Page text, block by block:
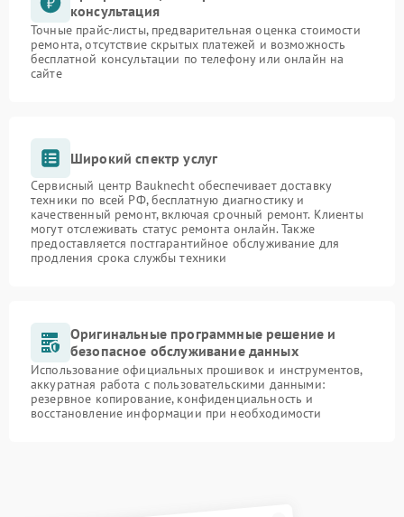
консультация
Точные прайс-листы, предварительная оценка стоимости
ремонта, отсутствие скрытых платежей и возможность
бесплатной консультации по телефону или онлайн на
сайте
Широкий спектр услуг
Сервисный центр Bauknecht обеспечивает доставку
техники по всей РФ, бесплатную диагностику и
качественный ремонт, включая срочный ремонт. Клиенты
могут отслеживать статус ремонта онлайн. Также
предоставляется постгарантийное обслуживание для
продления срока службы техники
Оригинальные программные решение и
безопасное обслуживание данных
Использование официальных прошивок и инструментов,
аккуратная работа с пользовательскими данными:
резервное копирование, конфиденциальность и
восстановление информации при необходимости